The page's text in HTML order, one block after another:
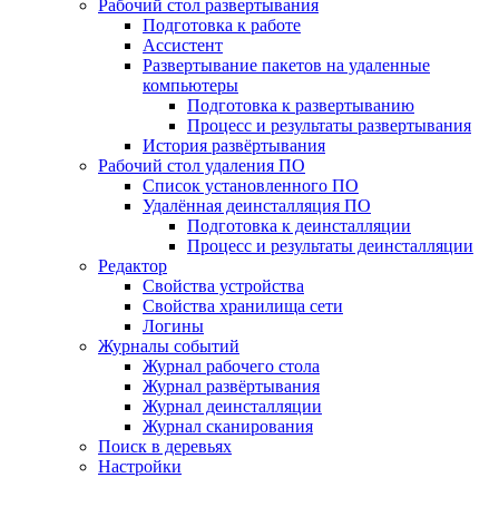
Рабочий стол развертывания
Подготовка к работе
Ассистент
Развертывание пакетов на удаленные
компьютеры
Подготовка к развертыванию
Процесс и результаты развертывания
История развёртывания
Рабочий стол удаления ПО
Список установленного ПО
Удалённая деинсталляция ПО
Подготовка к деинсталляции
Процесс и результаты деинсталляции
Редактор
Свойства устройства
Свойства хранилища сети
Логины
Журналы событий
Журнал рабочего стола
Журнал развёртывания
Журнал деинсталляции
Журнал сканирования
Поиск в деревьях
Настройки